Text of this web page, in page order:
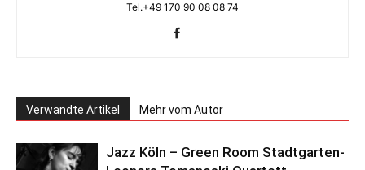
Tel.+49 170 90 08 08 74
Verwandte Artikel Mehr vom Autor
Jazz Köln – Green Room Stadtgarten-